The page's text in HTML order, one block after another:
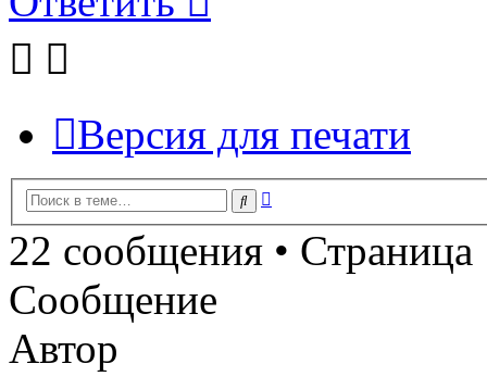
Версия для печати
Поиск
22 сообщения • Страница
Сообщение
Автор